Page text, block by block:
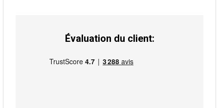
Évaluation du client: